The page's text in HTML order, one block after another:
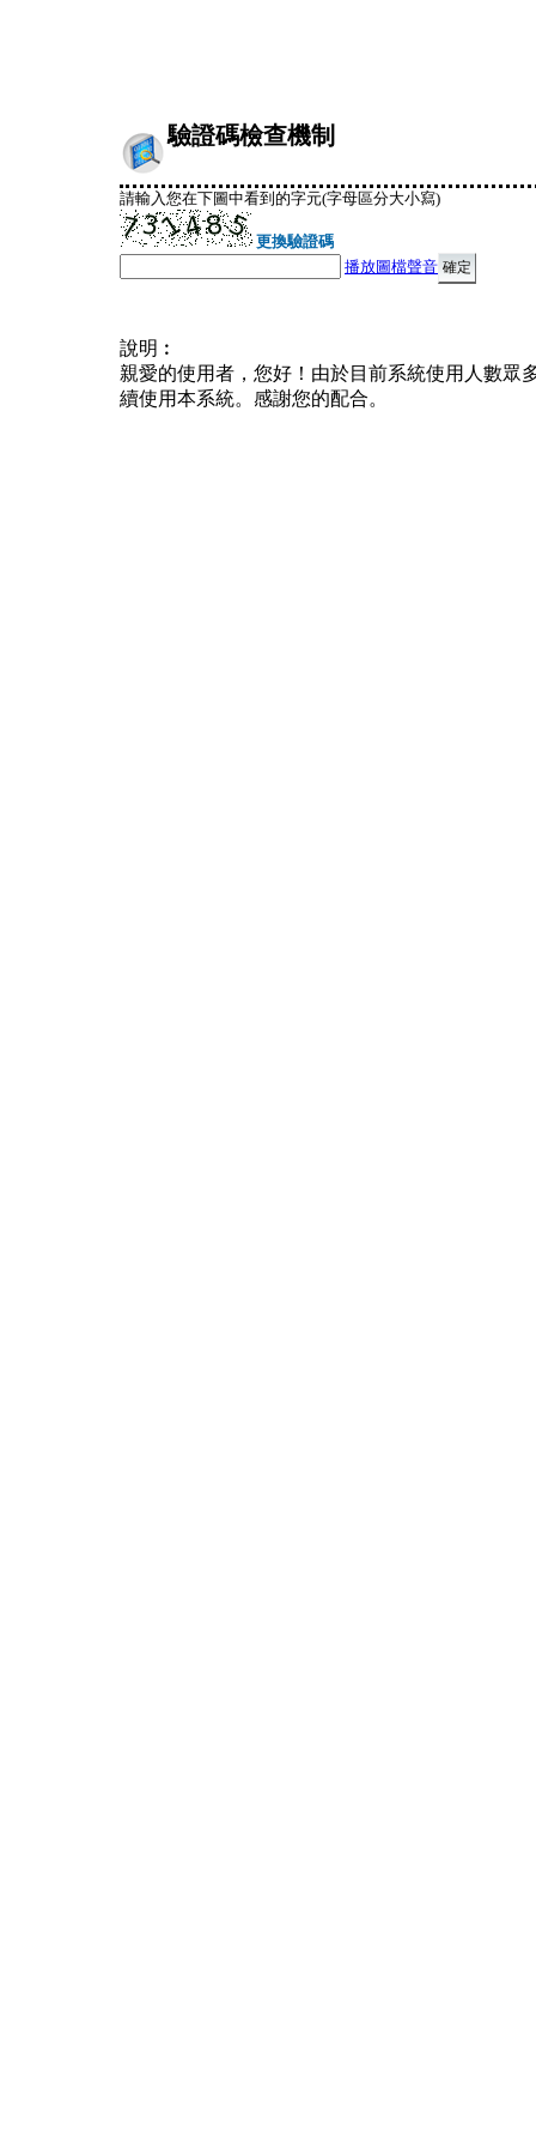
驗證碼檢查機制
請輸入您在下圖中看到的字元(字母區分大小寫)
更換驗證碼
播放圖檔聲音
說明︰
親愛的使用者，您好！由於目前系統使用人數眾
續使用本系統。感謝您的配合。